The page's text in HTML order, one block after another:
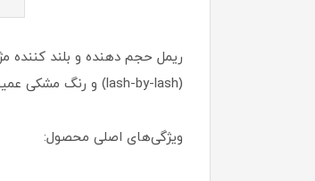
(lash-by-lash) و رنگ مشکی عمیق طراحی شده است.
ویژگی‌های اصلی محصول: